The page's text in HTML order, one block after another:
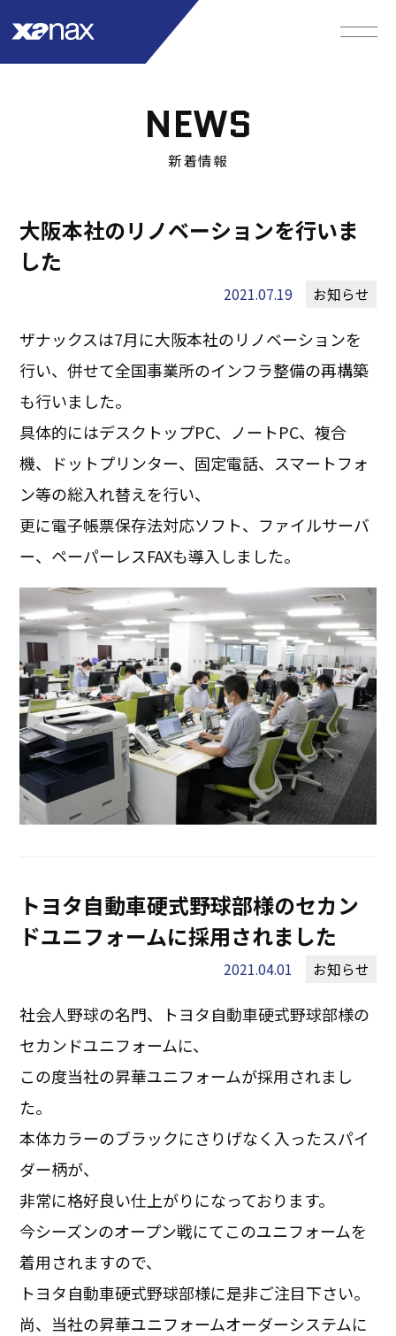
NEWS
新着情報
大阪本社のリノベーションを行いま
した
2021.07.19 お知らせ
ザナックスは7月に大阪本社のリノベーションを
行い、併せて全国事業所のインフラ整備の再構築
も行いました。
具体的にはデスクトップPC、ノートPC、複合
機、ドットプリンター、固定電話、スマートフォ
ン等の総入れ替えを行い、
更に電子帳票保存法対応ソフト、ファイルサーバ
ー、ペーパーレスFAXも導入しました。
トヨタ自動車硬式野球部様のセカン
ドユニフォームに採用されました
2021.04.01 お知らせ
社会人野球の名門、トヨタ自動車硬式野球部様の
セカンドユニフォームに、
この度当社の昇華ユニフォームが採用されまし
た。
本体カラーのブラックにさりげなく入ったスパイ
ダー柄が、
非常に格好良い仕上がりになっております。
今シーズンのオープン戦にてこのユニフォームを
着用されますので、
トヨタ自動車硬式野球部様に是非ご注目下さい。
尚、当社の昇華ユニフォームオーダーシステムに